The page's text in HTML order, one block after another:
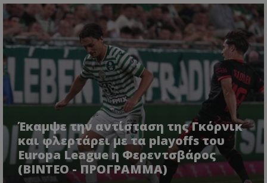
Έκαμψε την αντίσταση της Γκόρνικ
και φλερτάρει με τα playoffs του
Europa League η Φερεντσβάρος
(ΒΙΝΤΕΟ - ΠΡΟΓΡΑΜΜΑ)